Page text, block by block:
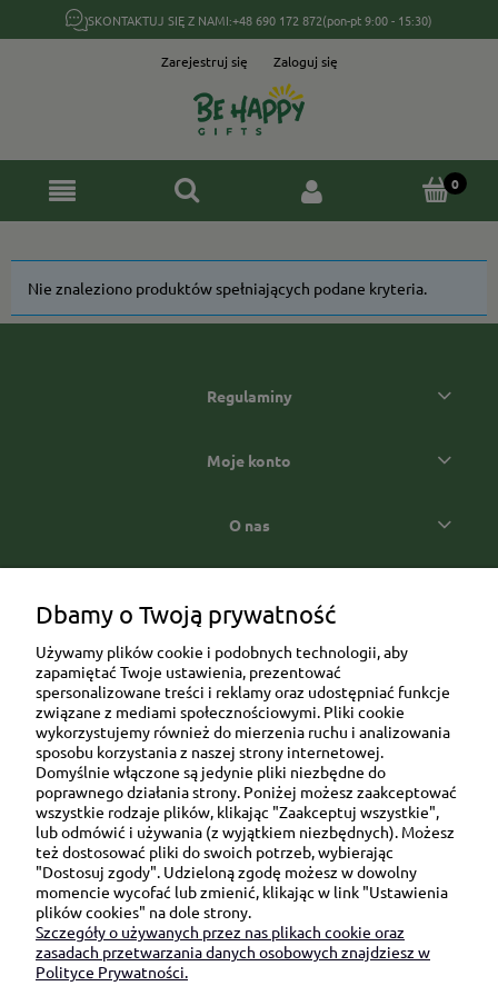
SKONTAKTUJ SIĘ Z NAMI:+48 690 172 872(pon-pt 9:00 - 15:30)
Zarejestruj się Zaloguj się
Nie znaleziono produktów spełniających podane kryteria.
Regulaminy
Moje konto
O nas
Ul. Brukowa 6/8 lok. 57/58
91-341 Łódź
NIP: 6751510615
SKONTAKTUJ SIĘ Z NAMI:
sklep@be-happygifts.com
+48 690 172 872
(pon-pt 9:00 - 15:30)
Dbamy o Twoją prywatność
Używamy plików cookie i podobnych technologii, aby
zapamiętać Twoje ustawienia, prezentować
spersonalizowane treści i reklamy oraz udostępniać funkcje
związane z mediami społecznościowymi. Pliki cookie
wykorzystujemy również do mierzenia ruchu i analizowania
sposobu korzystania z naszej strony internetowej.
Domyślnie włączone są jedynie pliki niezbędne do
poprawnego działania strony. Poniżej możesz zaakceptować
wszystkie rodzaje plików, klikając "Zaakceptuj wszystkie",
lub odmówić i używania (z wyjątkiem niezbędnych). Możesz
też dostosować pliki do swoich potrzeb, wybierając
"Dostosuj zgody". Udzieloną zgodę możesz w dowolny
momencie wycofać lub zmienić, klikając w link "Ustawienia
plików cookies" na dole strony.
Szczegóły o używanych przez nas plikach cookie oraz
zasadach przetwarzania danych osobowych znajdziesz w
Polityce Prywatności.